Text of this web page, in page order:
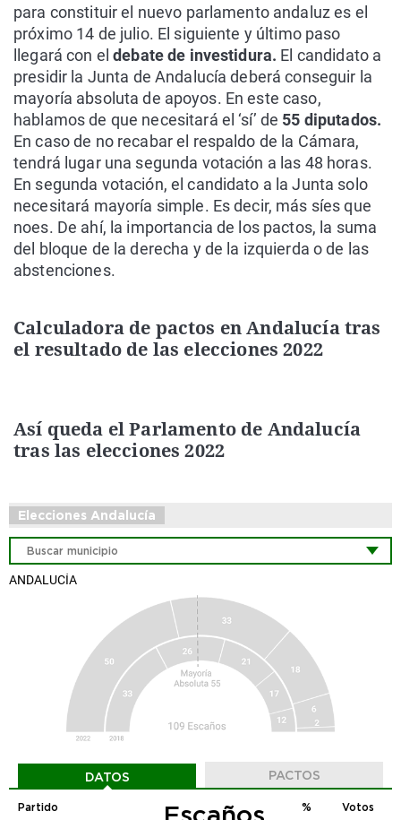
para constituir el nuevo parlamento andaluz es el
próximo 14 de julio. El siguiente y último paso
llegará con eldebate de investidura. El candidato a
presidir la Junta de Andalucía deberá conseguir la
mayoría absoluta de apoyos. En este caso,
hablamos de que necesitará el ‘sí’ de 55 diputados.
En caso de no recabar el respaldo de la Cámara,
tendrá lugar una segunda votación a las 48 horas.
En segunda votación, el candidato a la Junta solo
necesitará mayoría simple. Es decir, más síes que
noes. De ahí, la importancia de los pactos, la suma
del bloque de la derecha y de la izquierda o de las
abstenciones.
Calculadora de pactos en Andalucía tras
el resultado de las elecciones 2022
Así queda el Parlamento de Andalucía
tras las elecciones 2022
Elecciones Andalucía
ANDALUCÍA
DATOS PACTOS
Partido % Votos